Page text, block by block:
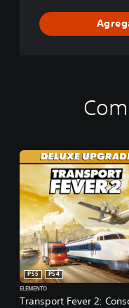
Transport Fever 2:
PS5
PS4
ELEMENTO